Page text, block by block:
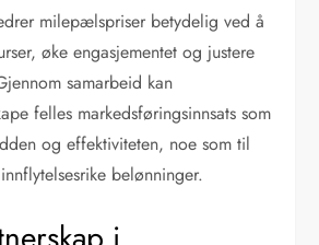
milepælspriser betydelig ved å
øke engasjementet og justere
samarbeid kan
felles markedsføringsinnsats som
og effektiviteten, noe som til
belønninger.